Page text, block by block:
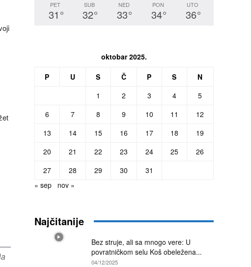
PET
31 °
SUB
32°
NED
33°
PON
34°
UTO
36°
oktobar 2025.
P U S Č P S
N
1
2 3 4
5
6
7 8 9 10 11
12
13
14 15 16 17 18
19
20
21 22 23 24 25
26
27
28 29 30
31
« sep
nov »
Najčitanije
Bez struje, ali sa mnogo vere: U
povratničkom selu Koš obeležena...
04/12/2025